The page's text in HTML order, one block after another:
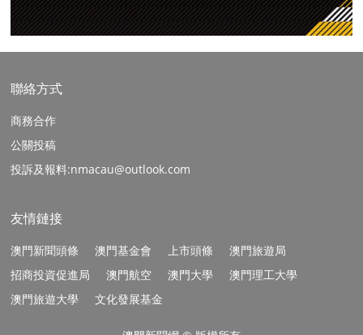
聯絡方式
商務合作
公關投稿
投訴及報料:nmacau@outlook.com
友情鏈接
澳門新聞頭條 澳門基金會 上市頭條
澳門旅遊局
招商投資促進局
澳門航空 澳門大學
澳門理工大學
澳門旅遊大學
文化發展基金